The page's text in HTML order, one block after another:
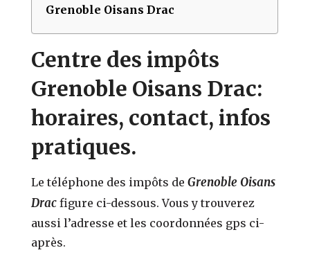
Grenoble Oisans Drac
Centre des impôts
Grenoble Oisans Drac:
horaires, contact, infos
pratiques.
Le téléphone des impôts deGrenoble Oisans
Dracfigure ci-dessous. Vous y trouverez
aussi l’adresse et les coordonnées gps ci-
après.